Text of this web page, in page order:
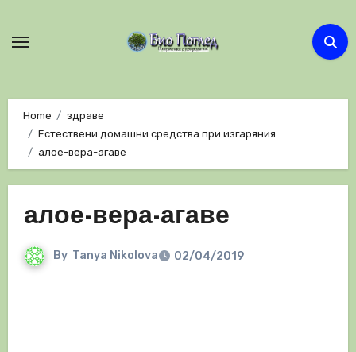
Home
здраве
Естествени домашни средства при изгаряния
алое-вера-агаве
алое-вера-агаве
By Tanya Nikolova 02/04/2019